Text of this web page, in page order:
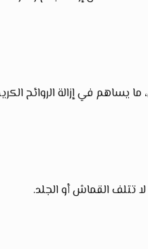
يساهم في إزالة الروائح
تتلف القماش أو الجلد.